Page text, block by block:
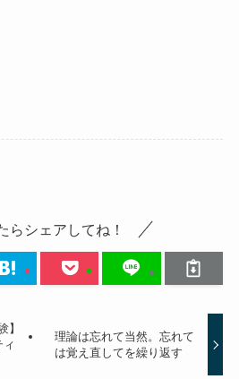
らシェアしてね！
】
理論は忘れて当然。忘れて
は覚え直してを繰り返す